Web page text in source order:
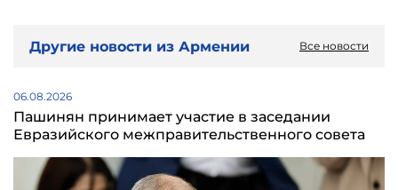
Другие новости из Армении Все новости
06.08.2026
Пашинян принимает участие в заседании
Евразийского межправительственного совета